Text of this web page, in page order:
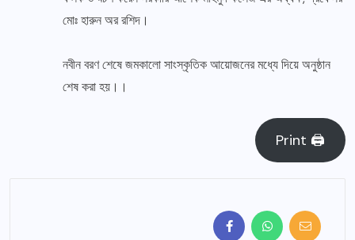
মোঃ হারুন অর রশিদ।
নবীন বরণ শেষে জমকালো সাংস্কৃতিক আয়োজনের মধ্যে দিয়ে অনুষ্ঠান
শেষ করা হয়।।
Print 🖨